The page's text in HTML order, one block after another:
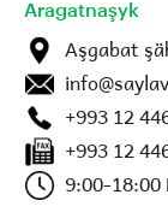
Aragatnaşyk
Aşgabat
+993 12
+993 12
9:00-